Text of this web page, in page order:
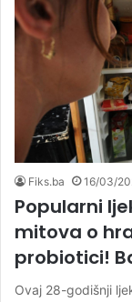
Fiks.ba 16/03/
Popularni
mitova o
probiotici!
Ovaj 28-godišnji